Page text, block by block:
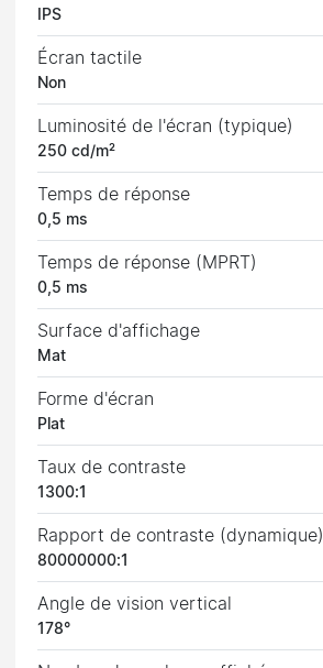
IPS
Écran tactile
Non
Luminosité de l'écran (typique)
250 cd/m²
Temps de réponse
0,5 ms
Temps de réponse (MPRT)
0,5 ms
Surface d'affichage
Mat
Forme d'écran
Plat
Taux de contraste
1300:1
Rapport de contraste (dynamique)
80000000:1
Angle de vision vertical
178°